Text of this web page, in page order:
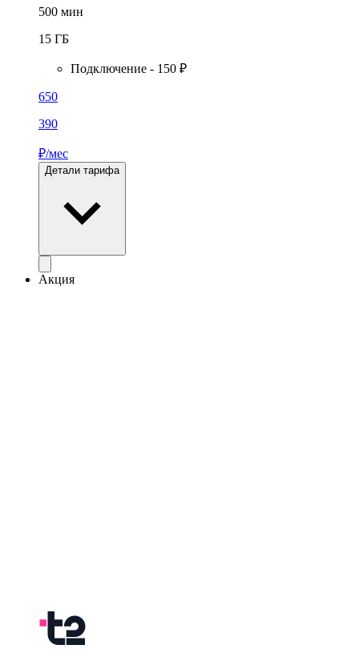
500 мин
15 ГБ
Подключение - 150 ₽
650
390
₽/мес
Детали тарифа
Акция